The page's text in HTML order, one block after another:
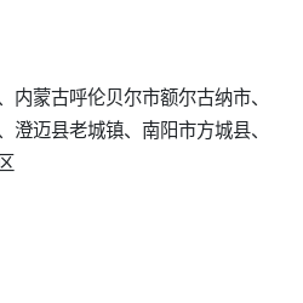
蒙古呼伦贝尔市额尔古纳市、
迈县老城镇、南阳市方城县、